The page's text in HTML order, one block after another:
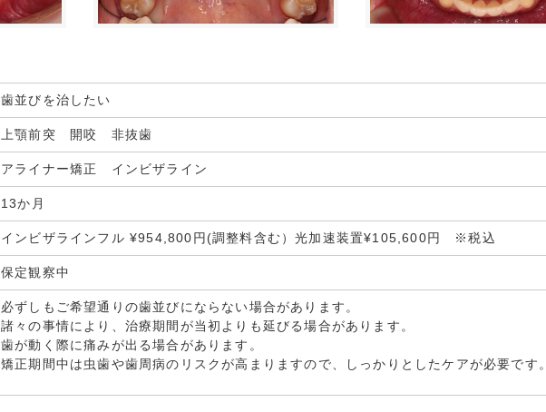
歯並びを治したい
上顎前突 開咬 非抜歯
アライナー矯正 インビザライン
13か月
インビザラインフル ¥954,800円(調整料含む）光加速装置¥105,600円 ※税込
保定観察中
必ずしもご希望通りの歯並びにならない場合があります。
諸々の事情により、治療期間が当初よりも延びる場合があります。
歯が動く際に痛みが出る場合があります。
矯正期間中は虫歯や歯周病のリスクが高まりますので、しっかりとしたケアが必要です。